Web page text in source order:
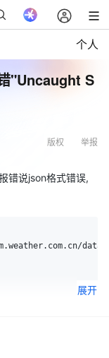
个人
"Uncaught S
举报
版权
错说json格式错误,
展开